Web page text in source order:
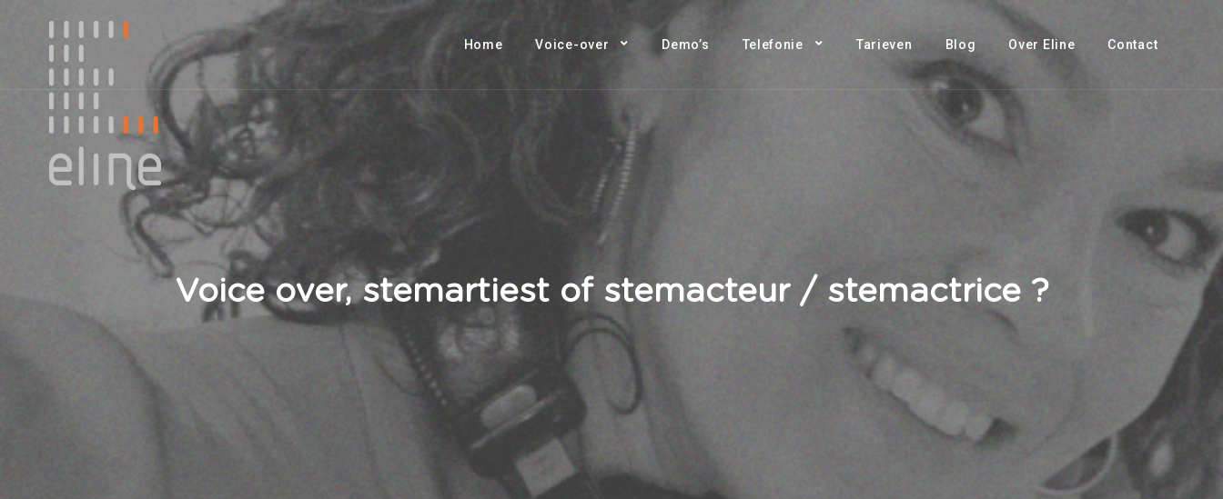
Home Voice-over Demo’s Telefonie Tarieven Blog Over Eline Contact
Voice over, stemartiest of stemacteur / stemactrice ?